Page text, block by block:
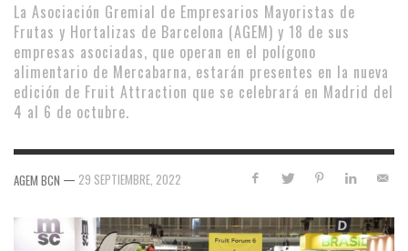
La Asociación Gremial de Empresarios Mayoristas de
Frutas y Hortalizas de Barcelona (AGEM) y 18 de sus
empresas asociadas, que operan en el polígono
alimentario de Mercabarna, estarán presentes en la nueva
edición de Fruit Attraction que se celebrará en Madrid del
4 al 6 de octubre.
AGEM BCN — 29 SEPTIEMBRE, 2022